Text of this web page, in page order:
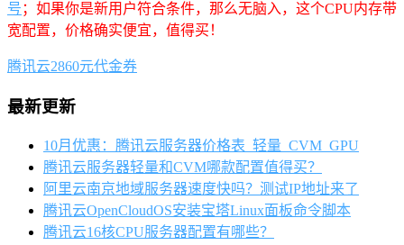
号 ；如果你是新用户符合条件，那么无脑入，这个CPU内存带
宽配置，价格确实便宜，值得买！
腾讯云2860元代金券
最新更新
10月优惠：腾讯云服务器价格表_轻量_CVM_GPU
腾讯云服务器轻量和CVM哪款配置值得买？
阿里云南京地域服务器速度快吗？测试IP地址来了
腾讯云OpenCloudOS安装宝塔Linux面板命令脚本
腾讯云16核CPU服务器配置有哪些？